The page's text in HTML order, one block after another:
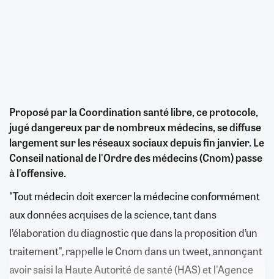
Proposé par la Coordination santé libre, ce protocole,
jugé dangereux par de nombreux médecins, se diffuse
largement sur les réseaux sociaux depuis fin janvier. Le
Conseil national de l'Ordre des médecins (Cnom) passe
à l'offensive.
"Tout médecin doit exercer la médecine conformément
aux données acquises de la science, tant dans
l’élaboration du diagnostic que dans la proposition d’un
traitement", rappelle le Cnom dans un tweet, annonçant
avoir saisi la Haute Autorité de santé (HAS) et l'Agence